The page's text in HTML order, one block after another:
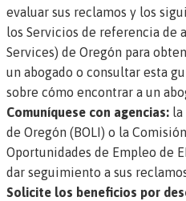
evaluar sus reclamos y los
los Servicios de referencia de
Services) de Oregón para
un abogado o consultar esta
sobre cómo encontrar a un
Comuníquese con agencias:
de Oregón (BOLI) o la
Oportunidades de Empleo de
dar seguimiento a sus
Solicite los beneficios por